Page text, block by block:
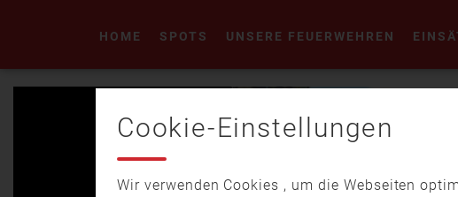
HOME SPOTS UNSERE FEUERWEHREN
Cookie-Einstellungen
Wir verwenden Cookies , um die Webseiten